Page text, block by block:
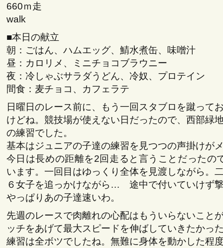
660ｍ走
walk
■本日の献立
朝：ごはん、ハムエッグ、鯖水煮缶、味噌汁
昼：カロリメ、ミニチョコブラウニー
夜：冷しゃぶサラダうどん、冷奴、プロテイン
間食：麦チョコ、カフェラテ
日曜日のレース前に、もう一回スタブロを蹴って
けどね。競技場が使えない日だったので、西部緑
の練習でした。
基本はジュニアの子達の練習を見つつの声掛けが
今日は長めの距離を2回走ると言うことだったの
います。一回目はゆっくり全体を見渡しながら。
６女子を追っかけながら… 途中で付いていけず
やっぱりあの子達速いわ。
先週のレースで肉離れの心配はもういらないこと
ッチをあげて最大スピードを伸ばしていきたかっ
練習は全ボツでしたね。無難に身体を動かした程